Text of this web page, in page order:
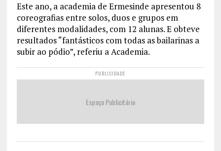
Este ano, a academia de Ermesinde apresentou 8
coreografias entre solos, duos e grupos em
diferentes modalidades, com 12 alunas. E obteve
resultados “fantásticos com todas as bailarinas a
subir ao pódio”, referiu a Academia.
PUBLICIDADE
Espaço Publicitário